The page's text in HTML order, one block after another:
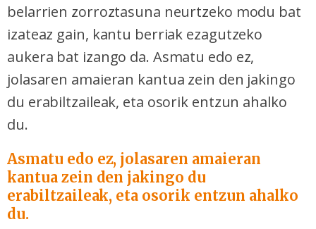
belarrien zorroztasuna neurtzeko modu bat
izateaz gain, kantu berriak ezagutzeko
aukera bat izango da. Asmatu edo ez,
jolasaren amaieran kantua zein den jakingo
du erabiltzaileak, eta osorik entzun ahalko
du.
Asmatu edo ez, jolasaren amaieran
kantua zein den jakingo du
erabiltzaileak, eta osorik entzun ahalko
du.